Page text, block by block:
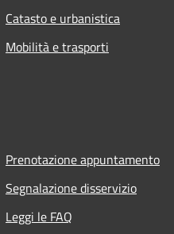
Catasto e urbanistica
Mobilità e trasporti
Prenotazione appuntamento
Segnalazione disservizio
Leggi le FAQ